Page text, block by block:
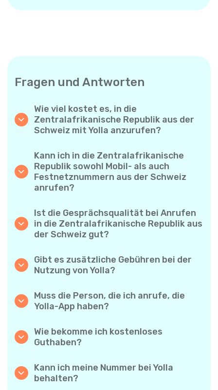
Fragen und Antworten
Wie viel kostet es, in die
Zentralafrikanische Republik aus der
Schweiz mit Yolla anzurufen?
Anrufe in die Zentralafrikanische Republik.
Prüfen Sie einfach die aktuellen Tarife in der
App – keine versteckten Gebühren, keine
Überraschungen.
Kann ich in die Zentralafrikanische
Republik sowohl Mobil- als auch
Festnetznummern aus der Schweiz
anrufen?
Mobiltelefone und Festnetzanschlüsse in die
Zentralafrikanische Republik anrufen.
Ist die Gesprächsqualität bei Anrufen
in die Zentralafrikanische Republik aus
der Schweiz gut?
zuverlässige Sprachqualität – Ihre Gespräche
klingen wie Ortsgespräche.
Gibt es zusätzliche Gebühren bei der
Nutzung von Yolla?
Minutenpreise und keine versteckten
Gebühren. Keine monatlichen Abonnements
oder Verbindungsgebühren.
Muss die Person, die ich anrufe, die
Yolla-App haben?
Telefonnummer anrufen, auch wenn die
andere Person Yolla nicht verwendet. Aber:
Yolla-zu-Yolla-Anrufe sind völlig kostenlos,
Wie bekomme ich kostenloses
Guthaben?
herunterzuladen. Jedes Mal, wenn jemand
die App über Ihren persönlichen Link
installiert und eine erste Zahlung tätigt,
Kann ich meine Nummer bei Yolla
behalten?